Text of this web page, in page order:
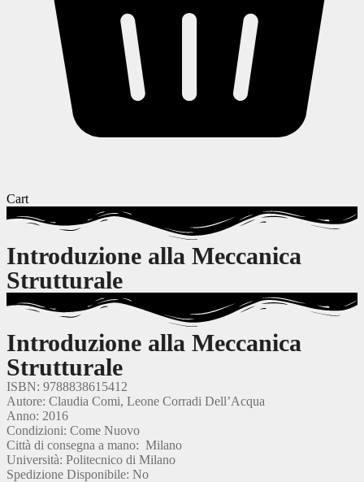
Cart
Introduzione alla Meccanica
Strutturale
Introduzione alla Meccanica
Strutturale
ISBN: 9788838615412
Autore: Claudia Comi, Leone Corradi Dell’Acqua
Anno: 2016
Condizioni: Come Nuovo
Città di consegna a mano: Milano
Università: Politecnico di Milano
Spedizione Disponibile: No